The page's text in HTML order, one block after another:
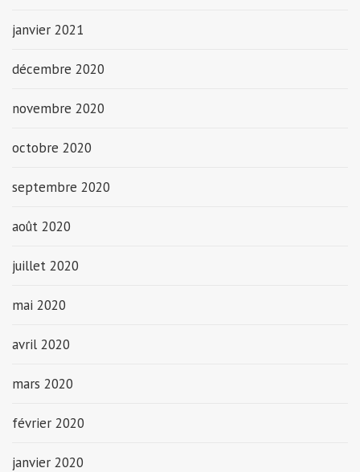
janvier 2021
décembre 2020
novembre 2020
octobre 2020
septembre 2020
août 2020
juillet 2020
mai 2020
avril 2020
mars 2020
février 2020
janvier 2020